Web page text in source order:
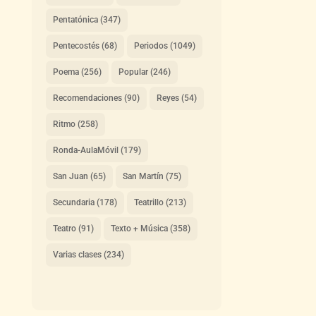
Pentatónica(347)
Pentecostés(68) Periodos(1049)
Poema(256) Popular(246)
Recomendaciones(90) Reyes(54)
Ritmo(258)
Ronda-AulaMóvil (179)
San Juan (65) San Martín (75)
Secundaria(178) Teatrillo(213)
Teatro(91) Texto + Música(358)
Varias clases(234)